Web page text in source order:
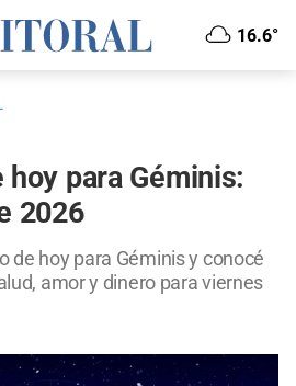
16.6°
para Géminis:
2026
de hoy para Géminis y conocé
amor y dinero para viernes